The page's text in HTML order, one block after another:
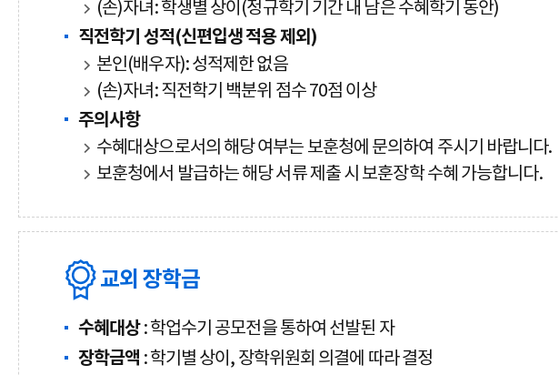
(손)자녀: 학생별 상이(정규학기 기간 내 남은 수혜학기 동안)
직전학기 성적(신편입생 적용 제외)
본인(배우자): 성적제한 없음
(손)자녀: 직전학기 백분위 점수 70점 이상
주의사항
수혜대상으로서의 해당 여부는 보훈청에 문의하여 주시기 바랍니다.
보훈청에서 발급하는 해당 서류 제출 시 보훈장학 수혜 가능합니다.
교외 장학금
수혜대상: 학업수기 공모전을 통하여 선발된 자
장학금액 : 학기별 상이, 장학위원회 의결에 따라 결정